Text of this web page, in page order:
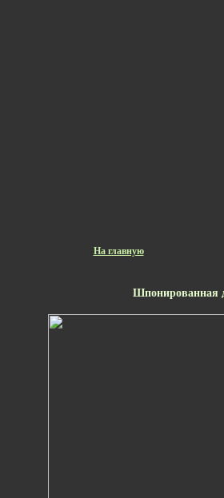
На главную
Шпонированная